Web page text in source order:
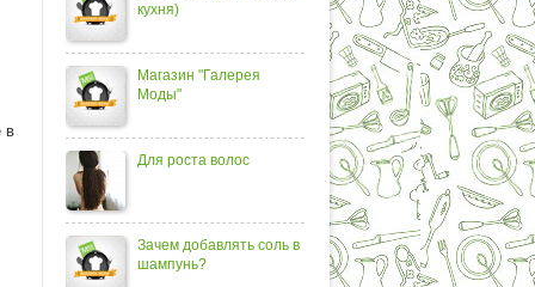
в
кухня)
Магазин "Галерея
Моды"
Для роста волос
Зачем добавлять соль в
шампунь?